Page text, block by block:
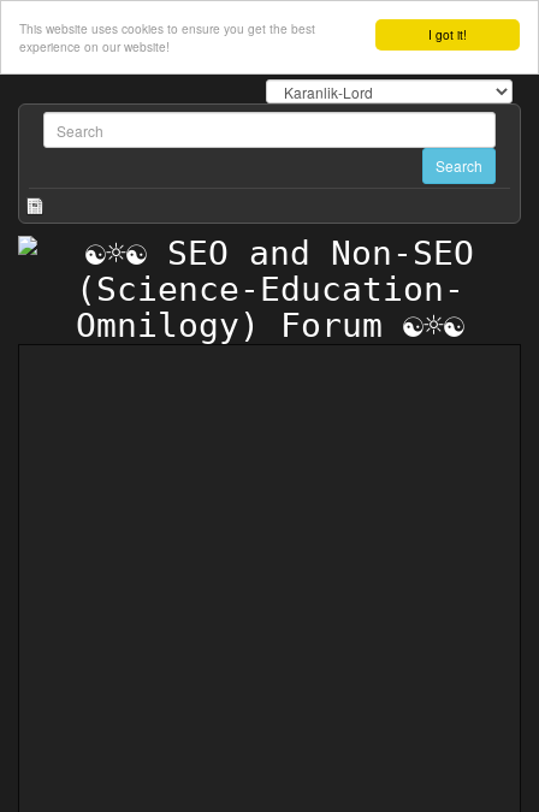
I got it!
This website uses cookies to ensure you get the best
experience on our website!